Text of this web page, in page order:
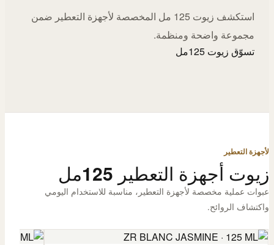
استكشف زيوت 125 مل المخصصة لأجهزة التعطير ضمن
مجموعة واضحة ومنظمة.
تسوّق زيوت 125مل
لأجهزة التعطير
زيوت أجهزة التعطير 125مل
عبوات عملية مخصصة لأجهزة التعطير، مناسبة للاستخدام اليومي
واكتشاف الروائح.